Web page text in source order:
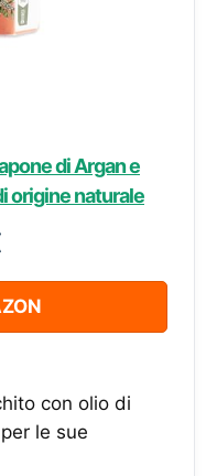
di Argan e
origine naturale
con olio di
le sue